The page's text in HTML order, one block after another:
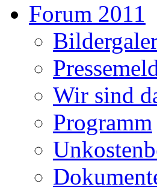
Forum 2011
Wir sind
Programm